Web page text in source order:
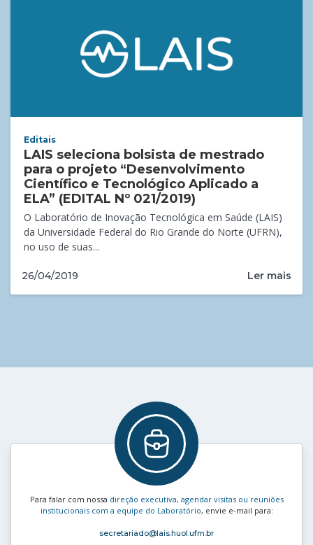
Editais
LAIS seleciona bolsista de mestrado
para o projeto “Desenvolvimento
Científico e Tecnológico Aplicado a
ELA” (EDITAL Nº 021/2019)
O Laboratório de Inovação Tecnológica em Saúde (LAIS)
da Universidade Federal do Rio Grande do Norte (UFRN),
no uso de suas...
26/04/2019 Ler mais
Para falar com nossa direção executiva, agendar visitas ou reuniões
institucionais com a equipe do Laboratório, envie e‑mail para:
secretariado@lais.huol.ufrn.br